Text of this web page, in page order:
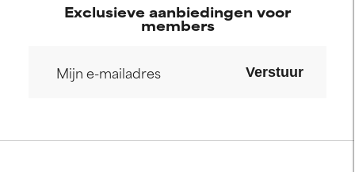
Exclusieve aanbiedingen voor
members
Verstuur